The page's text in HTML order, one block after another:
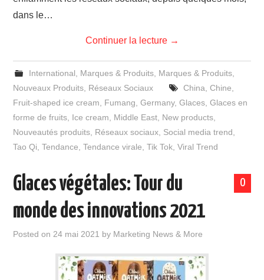
dans le…
Continuer la lecture →
International Marques & Produits, Marques & Produits,
Nouveaux Produits Réseaux Sociaux China Chine
Fruit-shaped ice cream
Fumang ,Germany,Glaces ,Glaces en
forme de fruits Ice cream Middle East New products
Nouveautés produits Réseaux sociaux Social media trend
Tao Qi ,Tendance ,Tendance virale ,Tik Tok ,Viral Trend
0
Glaces végétales: Tour du
monde des innovations 2021
Posted on 24 mai 2021 by Marketing News & More